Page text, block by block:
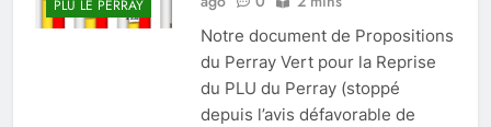
PLU LE PERRAY
Notre document de Propositions
du Perray Vert pour la Reprise
du PLU du Perray (stoppé
depuis l’avis défavorable de